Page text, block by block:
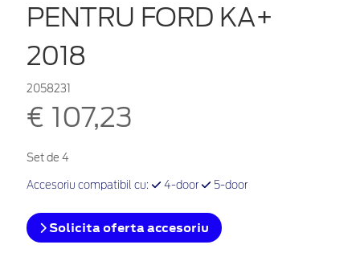
PENTRU FORD KA+
2018
2058231
€ 107,23
Set de 4
Accesoriu compatibil cu: 4-door 5-door
Solicita oferta accesoriu